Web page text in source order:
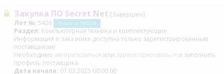
Закупка ПО Secret Net [Завершен]
Лот №: 5426 Запрос на ТМЦ (В)
Раздел: Компьютерная техника и комплектующие
Информация о заказчике доступна только зарегистрированным
поставщикам!
Необходимо авторизоваться или зарегистрироваться и заполнить
профиль поставщика.
Дата начала: 07.03.2025 00:00:00